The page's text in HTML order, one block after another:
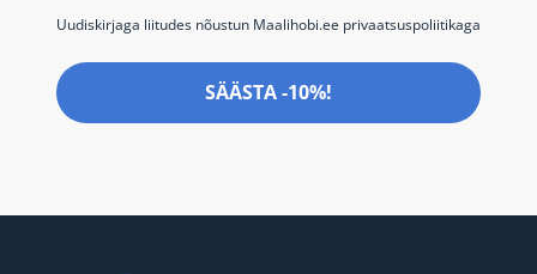
Uudiskirjaga liitudes nõustun Maalihobi.ee privaatsuspoliitikaga
SÄÄSTA -10%!